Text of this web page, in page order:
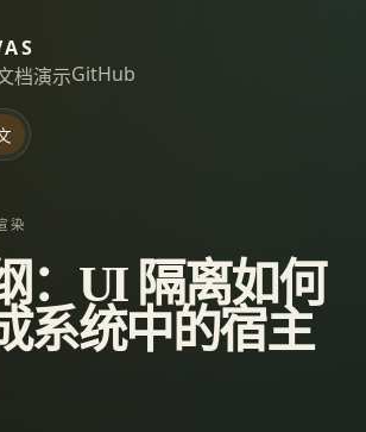
档演示GitHub
染
：UI 隔离如何
系统中的宿主